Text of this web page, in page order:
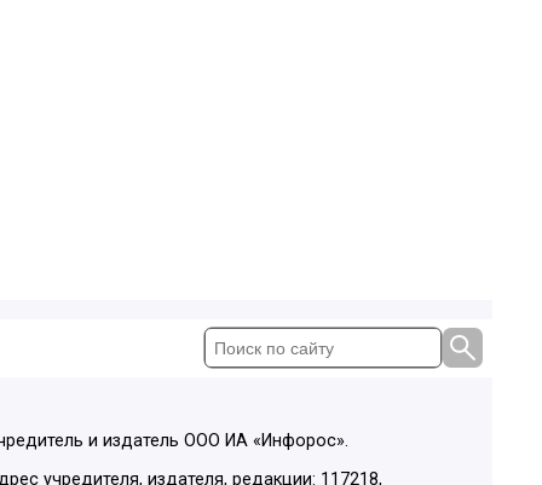
и издатель ООО ИА «Инфорос».
учредителя, издателя, редакции: 117218,